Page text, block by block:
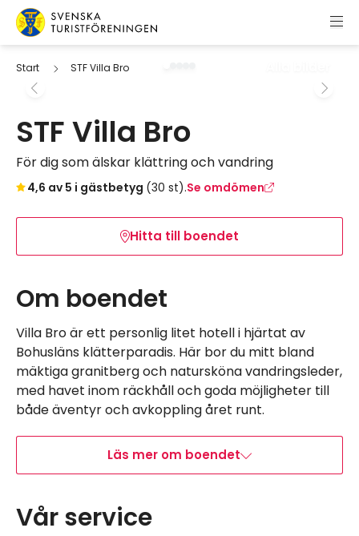
Hoppa till innehåll
Svenska Turistföreningen
Start STF Villa Bro
STF Villa Bro
För dig som älskar klättring och vandring
Hoppa till bokningsverktyget
4,6 av 5 i gästbetyg (30 st).Se omdömen
Hitta till boendet
Om boendet
Villa Bro är ett personlig litet hotell i hjärtat av
Bohusläns klätterparadis. Här bor du mitt bland
mäktiga granitberg och natursköna vandringsleder,
med havet inom räckhåll och goda möjligheter till
både äventyr och avkoppling året runt.
Läs mer om boendet
Vår service